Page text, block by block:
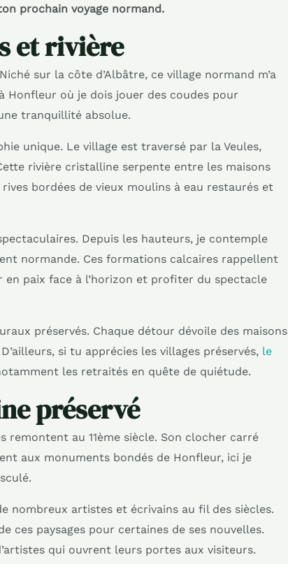
prochain voyage normand.
et rivière
sur la côte d’Albâtre, ce village normand m’a
Honfleur où je dois jouer des coudes pour
tranquillité absolue.
unique. Le village est traversé par la Veules,
rivière cristalline serpente entre les maisons
bordées de vieux moulins à eau restaurés et
Depuis les hauteurs, je contemple
normande. Ces formations calcaires rappellent
en paix face à l’horizon et profiter du spectacle
préservés. Chaque détour dévoile des maisons
si tu apprécies les villages préservés, le
les retraités en quête de quiétude.
préservé
remontent au 11ème siècle. Son clocher carré
aux monuments bondés de Honfleur, ici je
nombreux artistes et écrivains au fil des siècles.
ces paysages pour certaines de ses nouvelles.
qui ouvrent leurs portes aux visiteurs.